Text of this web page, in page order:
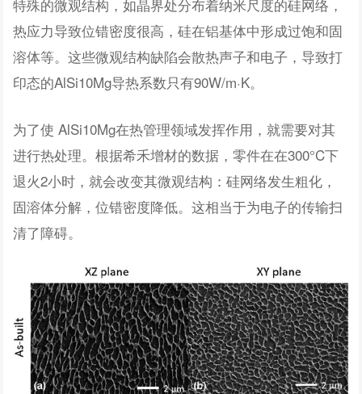
特殊的微观结构，如晶界处分布着纳米尺度的硅网络，
热应力导致位错密度很高，硅在铝基体中形成过饱和固
溶体等。这些微观结构缺陷会散热声子和电子，导致打
印态的AlSi10Mg导热系数只有90W/m·K。
为了使 AlSi10Mg在热管理领域发挥作用，就需要对其
进行热处理。根据希禾增材的数据，零件在在300°C下
退火2小时，就会改变其微观结构：硅网络发生粗化，
固溶体分解，位错密度降低。这相当于为电子的传输扫
清了障碍。